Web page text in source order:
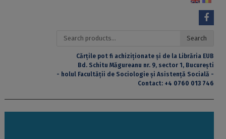
Search
Search
Cărțile pot fi achiziționate și de la Librăria EUB
Bd. Schitu Măgureanu nr. 9, sector 1, București
- holul Facultății de Sociologie și Asistență Socială -
Contact: +4 0760 013 746